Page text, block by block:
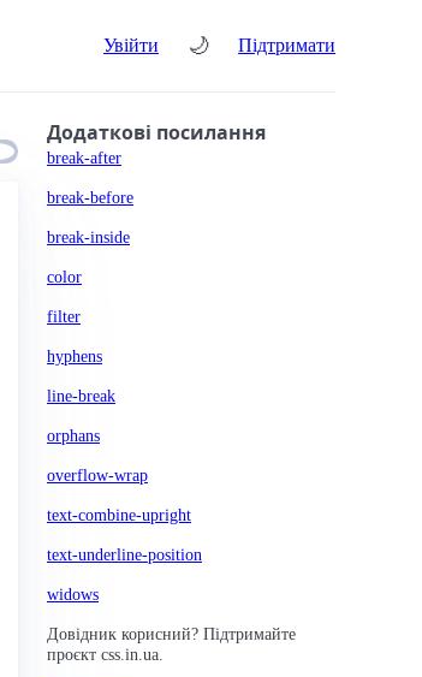
Увійти 🌙 Підтримати
Додаткові посилання
break-after
break-before
break-inside
color
filter
hyphens
line-break
orphans
overflow-wrap
text-combine-upright
text-underline-position
widows
Довідник корисний? Підтримайте
проєкт css.in.ua.